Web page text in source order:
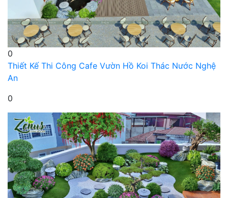
0
Thiết Kế Thi Công Cafe Vườn Hồ Koi Thác Nước Nghệ
An
0